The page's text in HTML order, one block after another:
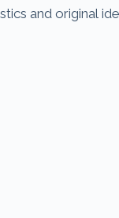
and original